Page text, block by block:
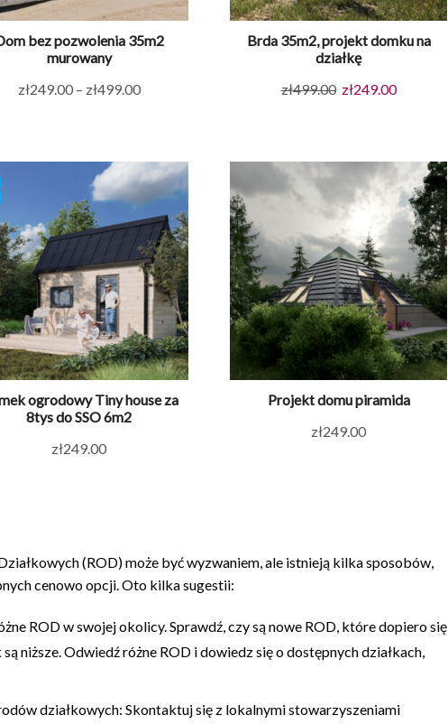
bez pozwolenia 35m2
murowany
zł249.00 – zł499.00Zakres
zł249.00
do
zł499.00
Brda 35m2, projekt domku na
działkę
zł499.00 Pierwotna
zł499.00.
zł249.00Aktualna
zł249.00.
ogrodowy Tiny house za
8tys do SSO 6m2
zł249.00
Projekt domu piramida
zł249.00
(ROD) może być wyzwaniem, ale istnieją kilka sposobów,
cenowo opcji. Oto kilka sugestii:
ROD w swojej okolicy. Sprawdź, czy są nowe ROD, które dopiero się
niższe. Odwiedź różne ROD i dowiedz się o dostępnych działkach,
działkowych: Skontaktuj się z lokalnymi stowarzyszeniami